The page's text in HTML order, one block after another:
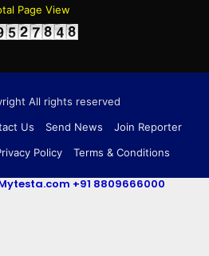
Page View
All rights reserved
Us Send News
Join Reporter
Policy Terms & Conditions
+91 8809666000